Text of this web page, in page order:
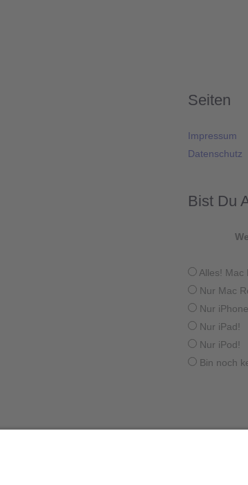
Seiten
Impressum
Datenschutz
Bist Du
Alles! Mac
Nur Mac
Nur
Nur iPad!
Nur iPod!
Bin noch